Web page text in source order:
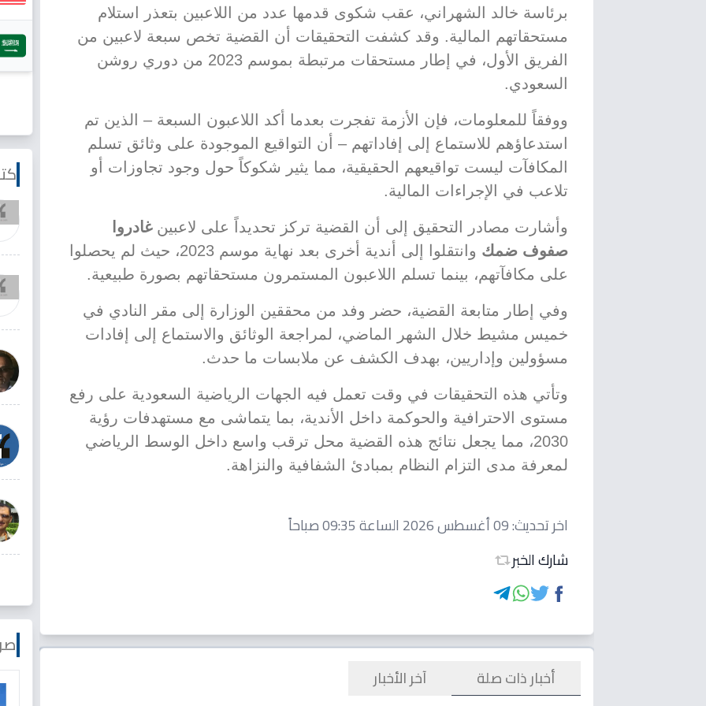
برئاسة خالد الشهراني، عقب شكوى قدمها عدد من اللاعبين بتعذر استلام
مستحقاتهم المالية. وقد كشفت التحقيقات أن القضية تخص سبعة لاعبين من
الفريق الأول، في إطار مستحقات مرتبطة بموسم 2023 من دوري روشن
السعودي.
ووفقاً للمعلومات، فإن الأزمة تفجرت بعدما أكد اللاعبون السبعة – الذين تم
استدعاؤهم للاستماع إلى إفاداتهم – أن التواقيع الموجودة على وثائق تسلم
المكافآت ليست تواقيعهم الحقيقية، مما يثير شكوكاً حول وجود تجاوزات أو
تلاعب في الإجراءات المالية.
وأشارت مصادر التحقيق إلى أن القضية تركز تحديداً على لاعبينغادروا
صفوف ضمك
وانتقلوا إلى أندية أخرى بعد نهاية موسم 2023، حيث لم يحصلوا
على مكافآتهم، بينما تسلم اللاعبون المستمرون مستحقاتهم بصورة طبيعية.
وفي إطار متابعة القضية، حضر وفد من محققين الوزارة إلى مقر النادي في
خميس مشيط خلال الشهر الماضي، لمراجعة الوثائق والاستماع إلى إفادات
مسؤولين وإداريين، بهدف الكشف عن ملابسات ما حدث.
وتأتي هذه التحقيقات في وقت تعمل فيه الجهات الرياضية السعودية على رفع
مستوى الاحترافية والحوكمة داخل الأندية، بما يتماشى مع مستهدفات رؤية
2030، مما يجعل نتائج هذه القضية محل ترقب واسع داخل الوسط الرياضي
لمعرفة مدى التزام النظام بمبادئ الشفافية والنزاهة.
اخر تحديث:09 أغسطس 2026 الساعة 09:35 صباحاً
شارك الخبر
أخبار ذات صلة آخر الأخبار